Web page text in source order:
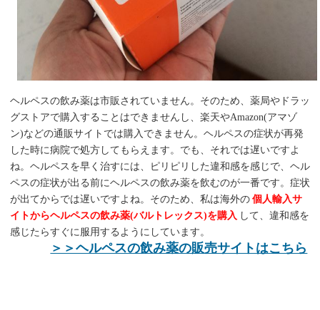
ヘルペスの飲み薬は市販されていません。そのため、薬局やドラッ
グストアで購入することはできませんし、楽天やAmazon(アマゾ
ン)などの通販サイトでは購入できません。ヘルペスの症状が再発
した時に病院で処方してもらえます。でも、それでは遅いですよ
ね。ヘルペスを早く治すには、ピリピリした違和感を感じで、ヘル
ペスの症状が出る前にヘルペスの飲み薬を飲むのが一番です。症状
が出てからでは遅いですよね。そのため、私は海外の個人輸入サ
イトからヘルペスの飲み薬(バルトレックス)を購入 して、違和感を
感じたらすぐに服用するようにしています。
＞＞ヘルペスの飲み薬の販売サイトはこちら